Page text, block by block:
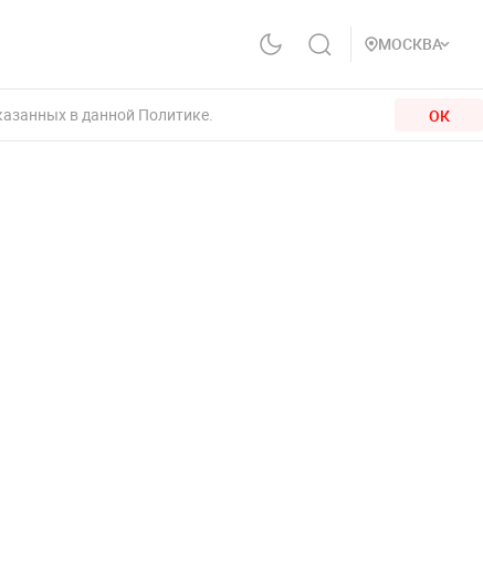
МОСКВА
в данной Политике. ОК